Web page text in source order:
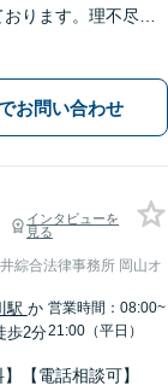
ります。理不尽な
困りの方はお早め
WEB面談｜夜間面
お問い合わせ
インタビューを
見る
綜合法律事務所 岡山オ
駅 か
歩2分
営業時間：08:00~
21:00（平日）
【電話相談可】